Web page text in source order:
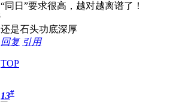
“同日”要求很高，越对越离谱了！
还是石头功底深厚
回复 引用
TOP
13#